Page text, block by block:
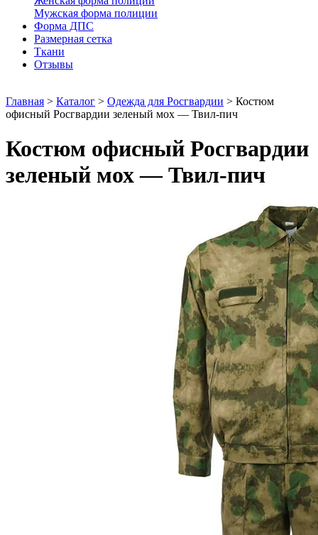
Мужская форма полиции
Форма ДПС
Размерная сетка
Ткани
Отзывы
Главная > Каталог > Одежда для Росгвардии > Костюм
офисный Росгвардии зеленый мох — Твил-пич
Костюм офисный Росгвардии
зеленый мох — Твил-пич